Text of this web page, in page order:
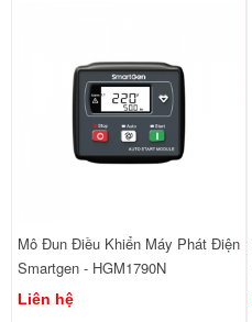
Mô Đun Điều Khiển Máy Phát Điện
Smartgen - HGM1790N
Liên hệ